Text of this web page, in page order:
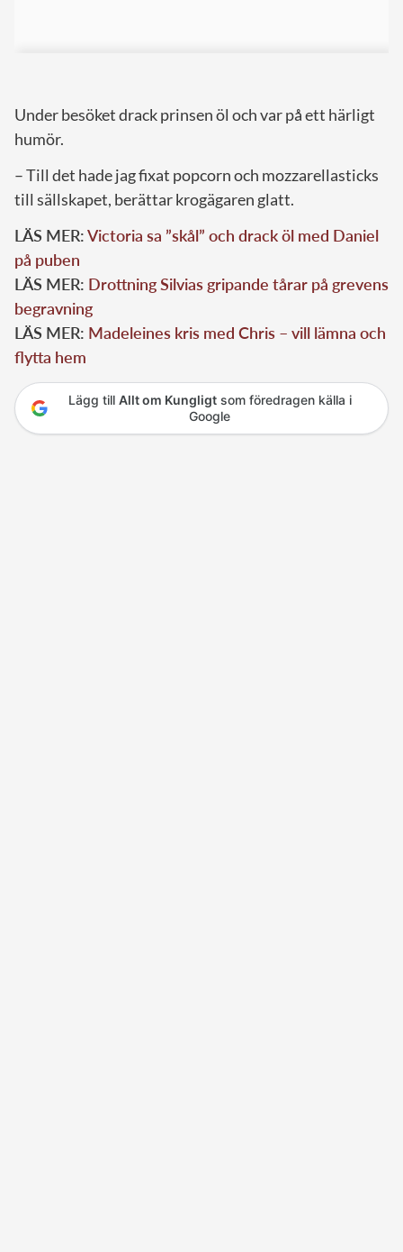
Under besöket drack prinsen öl och var på ett härligt
humör.
– Till det hade jag fixat popcorn och mozzarellasticks
till sällskapet, berättar krogägaren glatt.
LÄS MER:Victoria sa ”skål” och drack öl med Daniel
på puben
LÄS MER: Drottning Silvias gripande tårar på grevens
begravning
LÄS MER: Madeleines kris med Chris – vill lämna och
flytta hem
Lägg till Allt om Kungligtsom föredragen källa i
Google